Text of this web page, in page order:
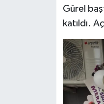
Gürel
katıldı.